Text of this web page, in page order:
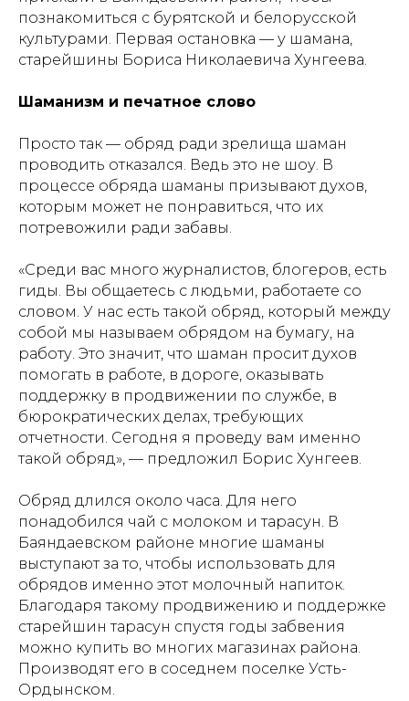
познакомиться с бурятской и белорусской
культурами. Первая остановка — у шамана,
старейшины Бориса Николаевича Хунгеева.
Шаманизм и печатное слово
Просто так — обряд ради зрелища шаман
проводить отказался. Ведь это не шоу. В
процессе обряда шаманы призывают духов,
которым может не понравиться, что их
потревожили ради забавы.
«Среди вас много журналистов, блогеров, есть
гиды. Вы общаетесь с людьми, работаете со
словом. У нас есть такой обряд, который между
собой мы называем обрядом на бумагу, на
работу. Это значит, что шаман просит духов
помогать в работе, в дороге, оказывать
поддержку в продвижении по службе, в
бюрократических делах, требующих
отчетности. Сегодня я проведу вам именно
такой обряд», — предложил Борис Хунгеев.
Обряд длился около часа. Для него
понадобился чай с молоком и тарасун. В
Баяндаевском районе многие шаманы
выступают за то, чтобы использовать для
обрядов именно этот молочный напиток.
Благодаря такому продвижению и поддержке
старейшин тарасун спустя годы забвения
можно купить во многих магазинах района.
Производят его в соседнем поселке Усть-
Ордынском.